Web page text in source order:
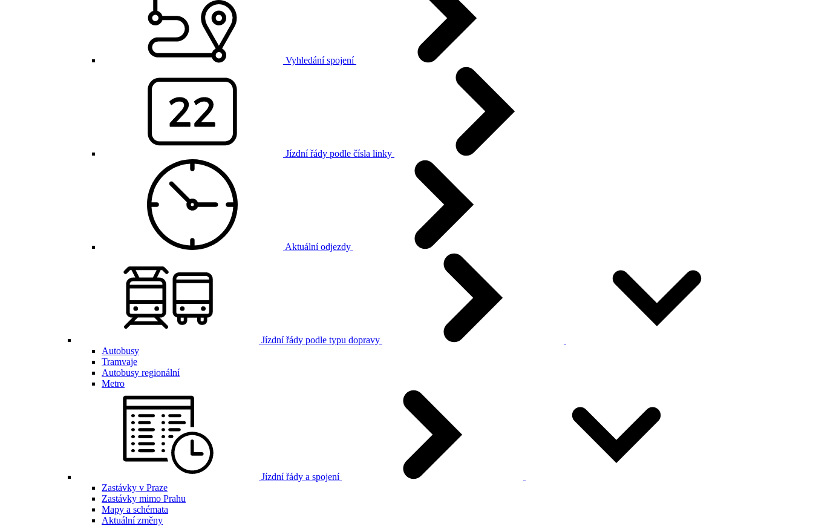
Vyhledání spojení
Jízdní řády podle čísla linky
Aktuální odjezdy
Jízdní řády podle typu dopravy
Autobusy
Tramvaje
Autobusy regionální
Metro
Jízdní řády a spojení
Zastávky v Praze
Zastávky mimo Prahu
Mapy a schémata
Aktuální změny